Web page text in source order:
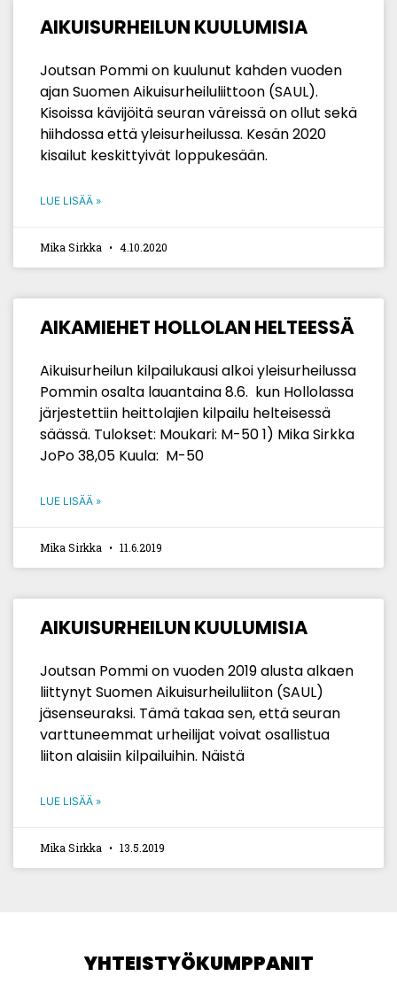
AIKUISURHEILUN KUULUMISIA
Joutsan Pommi on kuulunut kahden vuoden
ajan Suomen Aikuisurheiluliittoon (SAUL).
Kisoissa kävijöitä seuran väreissä on ollut sekä
hiihdossa että yleisurheilussa. Kesän 2020
kisailut keskittyivät loppukesään.
LUE LISÄÄ »
Mika Sirkka 4.10.2020
AIKAMIEHET HOLLOLAN HELTEESSÄ
Aikuisurheilun kilpailukausi alkoi yleisurheilussa
Pommin osalta lauantaina 8.6. kun Hollolassa
järjestettiin heittolajien kilpailu helteisessä
säässä. Tulokset: Moukari: M-50 1) Mika Sirkka
JoPo 38,05 Kuula: M-50
LUE LISÄÄ »
Mika Sirkka 11.6.2019
AIKUISURHEILUN KUULUMISIA
Joutsan Pommi on vuoden 2019 alusta alkaen
liittynyt Suomen Aikuisurheiluliiton (SAUL)
jäsenseuraksi. Tämä takaa sen, että seuran
varttuneemmat urheilijat voivat osallistua
liiton alaisiin kilpailuihin. Näistä
LUE LISÄÄ »
Mika Sirkka 13.5.2019
YHTEISTYÖKUMPPANIT